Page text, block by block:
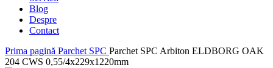
Blog
Despre
Contact
Prima pagină Parchet SPC Parchet SPC Arbiton ELDBORG OAK
204 CWS 0,55/4x229x1220mm